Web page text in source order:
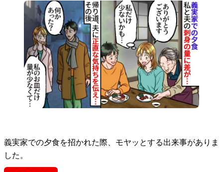
義実家での夕食を招かれた際、モヤッとする出来事がありま
した。